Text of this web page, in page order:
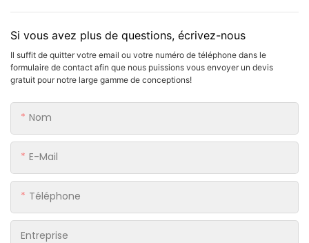
Si vous avez plus de questions, écrivez-nous
Il suffit de quitter votre email ou votre numéro de téléphone dans le
formulaire de contact afin que nous puissions vous envoyer un devis
gratuit pour notre large gamme de conceptions!
Nom
E-Mail
Téléphone
Entreprise